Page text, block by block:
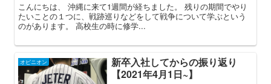
こんにちは、 沖縄に来て1週間が経ちました。 残りの期間でやり
たいことの１つに、戦跡巡りなどをして戦争について学ぶという
のがあります。 高校生の時に修学...
オピニオン
新卒入社してからの振り返り
【2021年4月1日~】